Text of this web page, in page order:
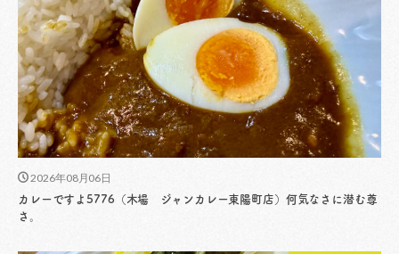
2026年08月06日
カレーですよ5776（木場 ジャンカレー東陽町店）何気なさに潜む尊
さ。